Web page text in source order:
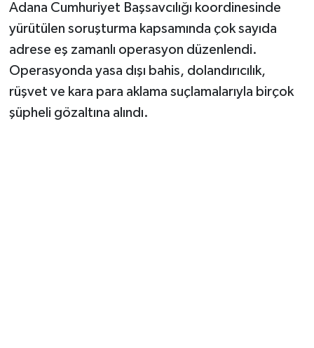
Adana Cumhuriyet Başsavcılığı koordinesinde
yürütülen soruşturma kapsamında çok sayıda
adrese eş zamanlı operasyon düzenlendi.
Operasyonda yasa dışı bahis, dolandırıcılık,
rüşvet ve kara para aklama suçlamalarıyla birçok
şüpheli gözaltına alındı.